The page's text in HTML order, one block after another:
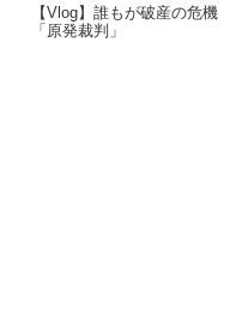
【Vlog】誰もが破産の危
「原発裁判」